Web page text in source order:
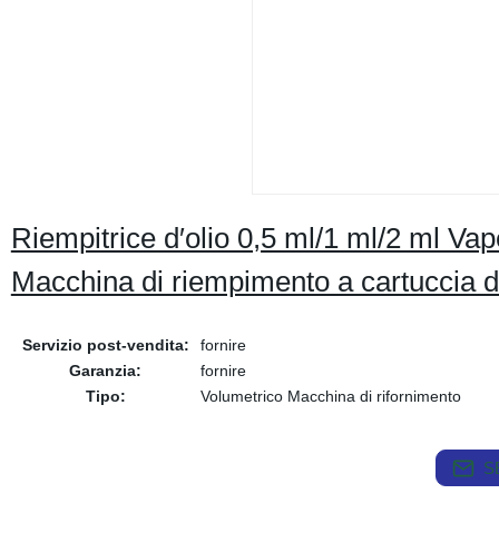
Riempitrice d′olio 0,5 ml/1 ml/2 ml
Macchina di riempimento a cartuccia
Servizio post-vendita:
fornire
Garanzia:
fornire
Tipo:
Volumetrico Macchina di rifornimento